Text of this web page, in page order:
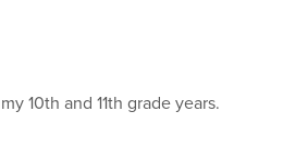
10th and 11th grade years.